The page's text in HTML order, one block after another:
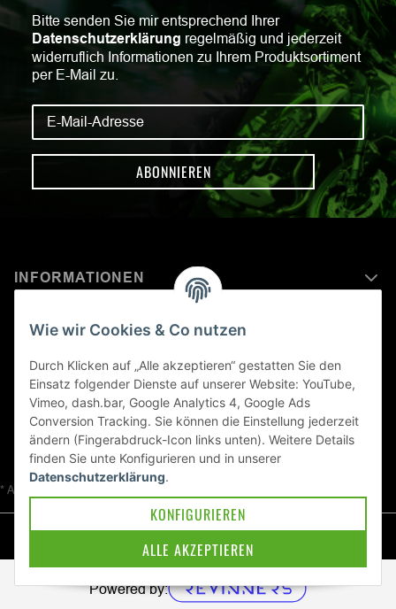
Bitte senden Sie mir entsprechend Ihrer
Datenschutzerklärung regelmäßig und jederzeit
widerruflich Informationen zu Ihrem Produktsortiment
per E-Mail zu.
ABONNIEREN
INFORMATIONEN
MEHR ERFAHREN ÜBER
KAWASAKI WELT
Blog
* Alle Preise inkl. gesetzlicher USt., zzgl.
Powered by:
Wie wir Cookies & Co nutzen
Durch Klicken auf „Alle akzeptieren“ gestatten Sie den
Einsatz folgender Dienste auf unserer Website: YouTube,
Vimeo, dash.bar, Google Analytics 4, Google Ads
Conversion Tracking. Sie können die Einstellung jederzeit
ändern (Fingerabdruck-Icon links unten). Weitere Details
finden Sie unte Konfigurieren und in unserer
Datenschutzerklärung.
ALLE AKZEPTIEREN
KONFIGURIEREN